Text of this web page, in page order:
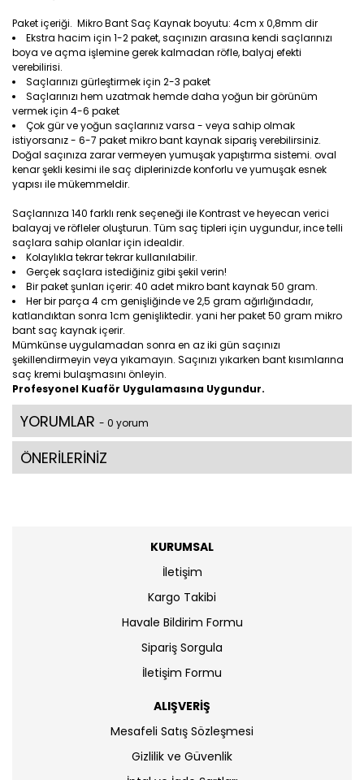
Paket içeriği. Mikro Bant Saç Kaynak boyutu: 4cm x 0,8mm dir
Ekstra hacim için 1-2 paket, saçınızın arasına kendi saçlarınızı
boya ve açma işlemine gerek kalmadan röfle, balyaj efekti
verebilirisi.
Saçlarınızı gürleştirmek için 2-3 paket
Saçlarınızı hem uzatmak hemde daha yoğun bir görünüm
vermek için 4-6 paket
Çok gür ve yoğun saçlarınız varsa - veya sahip olmak
istiyorsanız - 6-7 paket mikro bant kaynak sipariş verebilirsiniz.
Doğal saçınıza zarar vermeyen yumuşak yapıştırma sistemi. oval
kenar şekli kesimi ile saç diplerinizde konforlu ve yumuşak esnek
yapısı ile mükemmeldir.
Saçlarınıza 140 farklı renk seçeneği ile Kontrast ve heyecan verici
balayaj ve röfleler oluşturun. Tüm saç tipleri için uygundur, ince telli
saçlara sahip olanlar için idealdir.
Kolaylıkla tekrar tekrar kullanılabilir.
Gerçek saçlara istediğiniz gibi şekil verin!
Bir paket şunları içerir: 40 adet mikro bant kaynak 50 gram.
Her bir parça 4 cm genişliğinde ve 2,5 gram ağırlığındadır,
katlandıktan sonra 1cm genişliktedir. yani her paket 50 gram mikro
bant saç kaynak içerir.
Mümkünse uygulamadan sonra en az iki gün saçınızı
şekillendirmeyin veya yıkamayın. Saçınızı yıkarken bant kısımlarına
saç kremi bulaşmasını önleyin.
Profesyonel Kuaför Uygulamasına Uygundur.
YORUMLAR - 0 yorum
ÖNERİLERİNİZ
KURUMSAL
İletişim
Kargo Takibi
Havale Bildirim Formu
Sipariş Sorgula
İletişim Formu
ALIŞVERİŞ
Mesafeli Satış Sözleşmesi
Gizlilik ve Güvenlik